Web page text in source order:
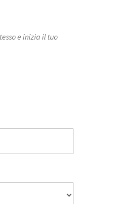
e inizia il tuo